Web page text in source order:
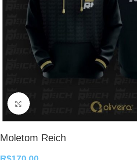
Clique para ampliar
Moletom Reich